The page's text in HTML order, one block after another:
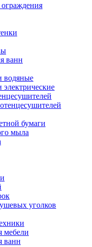
ванн
водяные
бумаги
мыла
уголков
мебели
ванн